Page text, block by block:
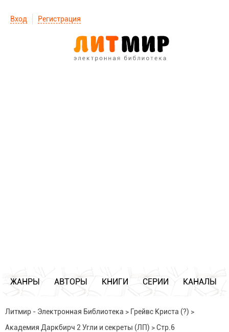
Вход Регистрация
ЖАНРЫ АВТОРЫ КНИГИ СЕРИИ КАНАЛЫ
Литмир - Электронная Библиотека > Грейвс Криста (?) >
Академия Даркбирч 2 Угли и секреты (ЛП) >Стр.6